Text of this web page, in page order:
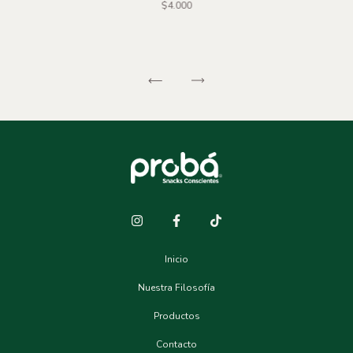
$4.000
Inicio
Nuestra Filosofía
Productos
Contacto